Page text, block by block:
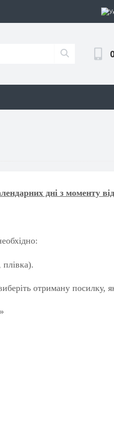
дні з моменту
отриману посилку,